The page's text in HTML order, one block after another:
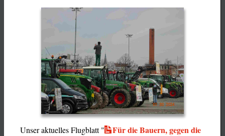
Unser aktuelles Flugblatt "
Für die Bauern, gegen die